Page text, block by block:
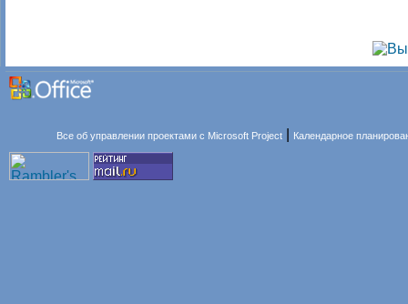
Все об управлении проектами с Microsoft Project Календарное